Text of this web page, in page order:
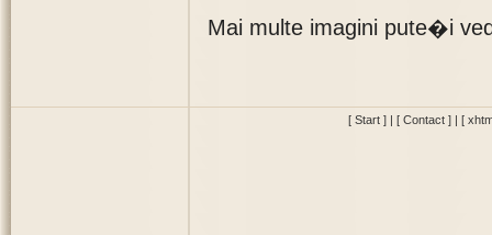
Mai multe imagini pute�i
[ Start ] | [ Contact ] | [